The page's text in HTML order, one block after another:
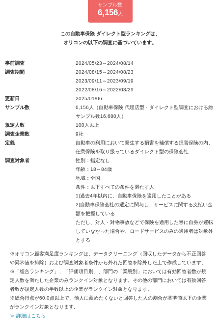
サンプル数
6,156人
この自動車保険 ダイレクト型ランキングは、
オリコンの以下の調査に基づいています。
事前調査
2024/05/23～2024/08/14
調査期間
2024/08/15～2024/08/23
2023/09/11～2023/09/19
2022/08/16～2022/08/29
更新日
2025/01/06
サンプル数
6,156人（自動車保険 代理店型・ダイレクト型調査における総
サンプル数16,680人）
規定人数
100人以上
調査企業数
9社
定義
自動車の利用において発生する損害を補償する損害保険の内、
任意保険を取り扱っているダイレクト型の保険会社
調査対象者
性別：指定なし
年齢：18～84歳
地域：全国
条件：以下すべての条件を満たす人
1)過去4年以内に、自動車保険を適用したことがある
2)自動車保険会社の選定に関与し、サービスに関する支払い金
額を把握している
ただし、対人・対物事故などで保険を適用した際に自身が運転
していなかった場合や、ロードサービスのみの適用者は対象外
とする
※オリコン顧客満足度ランキングは、データクリーニング（回収したデータから不正回答
や異常値を排除）および調査対象者条件から外れた回答を除外した上で作成しています。
※「総合ランキング」、「評価項目別」、部門の「業態別」においては有効回答者数が規
定人数を満たした企業のみランクイン対象となります。その他の部門においては有効回答
者数が規定人数の半数以上の企業がランクイン対象となります。
※総合得点が60.0点以上で、他人に薦めたくないと回答した人の割合が基準値以下の企業
がランクイン対象となります。
≫ 詳細はこちら